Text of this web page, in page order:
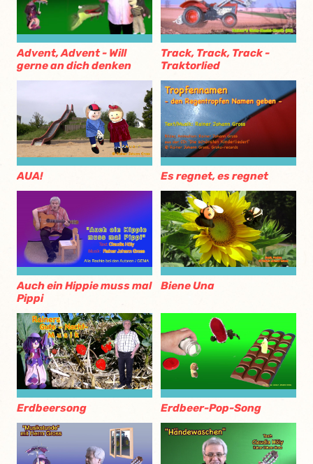
Advent, Advent - Will
gerne an dich denken
Track, Track, Track -
Traktorlied
AUA! Es regnet, es regnet
Auch ein Hippie muss mal
Pippi
Biene Una
Erdbeersong Erdbeer-Pop-Song